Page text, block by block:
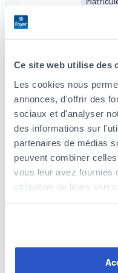
Ce site web utilise des
Les cookies nous
annonces, d'offrir des
sociaux et d'analyser
des informations sur
partenaires de médias
peuvent combiner
vous leur avez fournies
utilisation de leurs
Vous avez la
Nos services
Optimisation
conseillons
cadre de vos